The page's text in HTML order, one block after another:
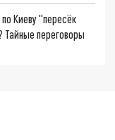
Киеву "пересёк
переговоры